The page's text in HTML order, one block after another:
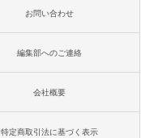
お問い合わせ
編集部へのご連絡
会社概要
特定商取引法に基づく表示